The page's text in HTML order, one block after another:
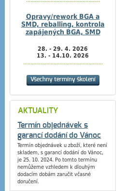
Opravy/rework BGA a
SMD, reballing, kontrola
zapájených BGA, SMD
28. - 29. 4. 2026
13. - 14.10. 2026
.......................................................
Všechny termíny školení
AKTUALITY
Termín objednávek s
garancí dodání do Vánoc
Termín objednávek u zboží, které není
skladem, s garancí dodání do Vánoc,
je 25. 10. 2024. Po tomto termínu
nemůžeme vzhledem k dlouhým
dodacím dobám zaručit včasné
doručení.